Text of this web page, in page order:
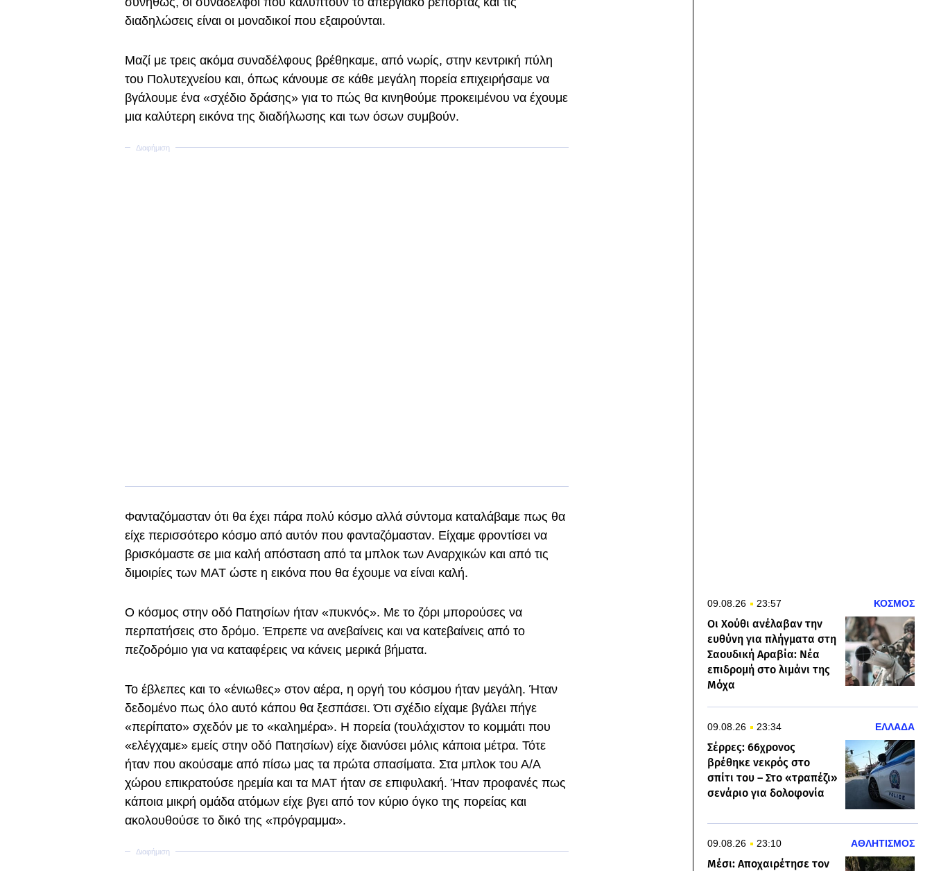
διαδηλώσεις είναι οι μοναδικοί που εξαιρούνται.
Μαζί με τρεις ακόμα συναδέλφους βρέθηκαμε, από νωρίς, στην κεντρική πύλη
του Πολυτεχνείου και, όπως κάνουμε σε κάθε μεγάλη πορεία επιχειρήσαμε να
βγάλουμε ένα «σχέδιο δράσης» για το πώς θα κινηθούμε προκειμένου να έχουμε
μια καλύτερη εικόνα της διαδήλωσης και των όσων συμβούν.
Φανταζόμασταν ότι θα έχει πάρα πολύ κόσμο αλλά σύντομα καταλάβαμε πως θα
είχε περισσότερο κόσμο από αυτόν που φανταζόμασταν. Είχαμε φροντίσει να
βρισκόμαστε σε μια καλή απόσταση από τα μπλοκ των Αναρχικών και από τις
διμοιρίες των ΜΑΤ ώστε η εικόνα που θα έχουμε να είναι καλή.
Ο κόσμος στην οδό Πατησίων ήταν «πυκνός». Με το ζόρι μπορούσες να
περπατήσεις στο δρόμο. Έπρεπε να ανεβαίνεις και να κατεβαίνεις από το
πεζοδρόμιο για να καταφέρεις να κάνεις μερικά βήματα.
Το έβλεπες και το «ένιωθες» στον αέρα, η οργή του κόσμου ήταν μεγάλη. Ήταν
δεδομένο πως όλο αυτό κάπου θα ξεσπάσει. Ότι σχέδιο είχαμε βγάλει πήγε
«περίπατο» σχεδόν με το «καλημέρα». Η πορεία (τουλάχιστον το κομμάτι που
«ελέγχαμε» εμείς στην οδό Πατησίων) είχε διανύσει μόλις κάποια μέτρα. Τότε
ήταν που ακούσαμε από πίσω μας τα πρώτα σπασίματα. Στα μπλοκ του Α/Α
χώρου επικρατούσε ηρεμία και τα ΜΑΤ ήταν σε επιφυλακή. Ήταν προφανές πως
κάποια μικρή ομάδα ατόμων είχε βγει από τον κύριο όγκο της πορείας και
ακολουθούσε το δικό της «πρόγραμμα».
09.08.26 23:57 ΚΟΣΜΟΣ
Οι Χούθι ανέλαβαν την
ευθύνη για πλήγματα στη
Σαουδική Αραβία: Νέα
επιδρομή στο λιμάνι της
Μόχα
09.08.26 23:34 ΕΛΛΑΔΑ
Σέρρες: 66χρονος
βρέθηκε νεκρός στο
σπίτι του – Στο «τραπέζι»
σενάριο για δολοφονία
09.08.26 23:10 ΑΘΛΗΤΙΣΜΟΣ
Μέσι: Αποχαιρέτησε τον